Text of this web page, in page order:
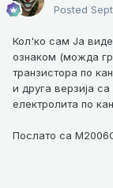
Posted
Кол'ко сам Ја
ознаком (можда
транзистора по
и друга верзија
електролита по
Послато са